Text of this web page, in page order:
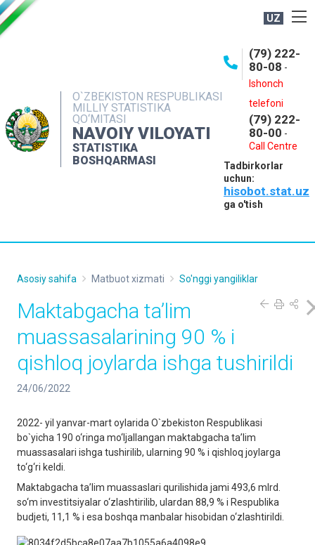
UZ
O`ZBEKISTON RESPUBLIKASI
MILLIY STATISTIKA
QO‘MITASI
NAVOIY VILOYATI
STATISTIKA
BOSHQARMASI
(79) 222-
80-08 -
Ishonch
telefoni
(79) 222-
80-00 -
Call Centre
Tadbirkorlar
uchun:
hisobot.stat.uz
ga o'tish
OCHIQ MA'LUMOTLAR
INTERAKTIV XIZMATLAR
MUROJAATLAR
Asosiy sahifa Matbuot xizmati So'nggi yangiliklar
Maktabgacha ta’lim
muassasalarining 90 % i
qishloq joylarda ishga tushirildi
24/06/2022
2022- yil yanvar-mart oylarida O`zbekiston Respublikasi
bo`yicha 190 o‘ringa mo‘ljallangan maktabgacha ta’lim
muassasalari ishga tushirilib, ularning 90 % i qishloq joylarga
to‘g‘ri keldi.
Maktabgacha ta’lim muassaslari qurilishida jami 493,6 mlrd.
so‘m investitsiyalar o‘zlashtirilib, ulardan 88,9 % i Respublika
budjeti, 11,1 % i esa boshqa manbalar hisobidan o‘zlashtirildi.